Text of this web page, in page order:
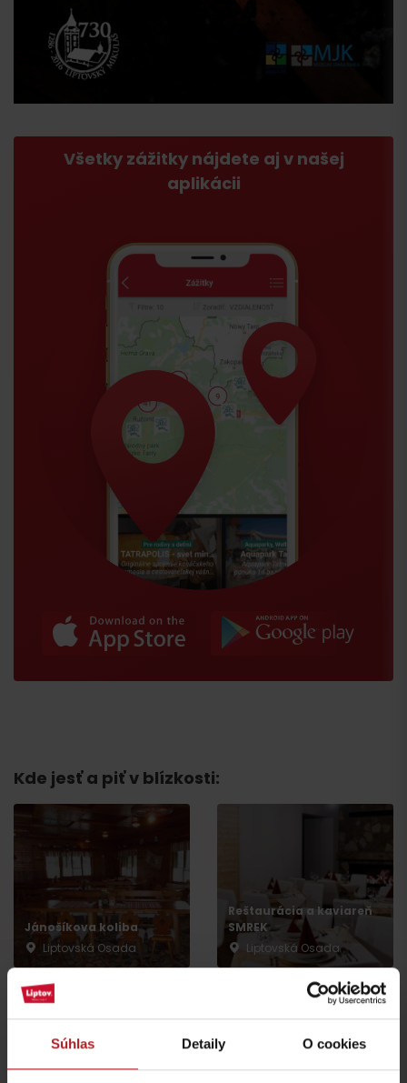
Súhlas Detaily O cookies
Všetky zážitky nájdete aj v našej
aplikácii
Kde jesť a piť v blízkosti:
Jánošíkova koliba
Liptovská Osada
Reštaurácia a kaviareň
SMREK
Liptovská Osada